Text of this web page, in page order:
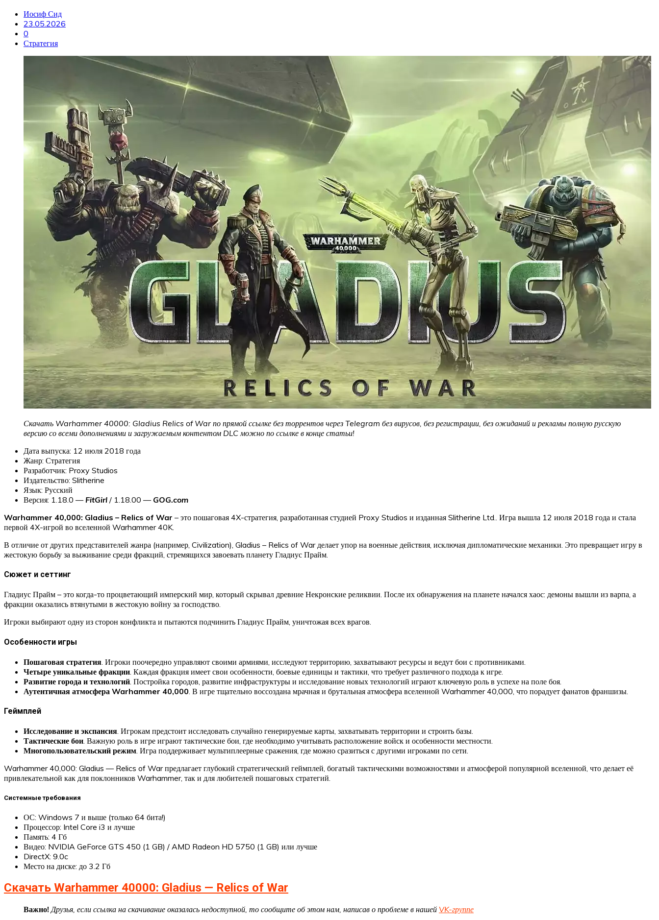
Иосиф Сид
23.05.2026
0
Стратегия
Скачать Warhammer 40000: Gladius Relics of War по прямой ссылке без торрентов через Telegram без вирусов, без регистрации, без ожиданий и рекламы полную русскую
версию со всеми дополнениями и загружаемым контентом DLC можно по ссылке в конце статьи!
Дата выпуска: 12 июля 2018 года
Жанр: Стратегия
Разработчик: Proxy Studios
Издательство: Slitherine
Язык: Русский
Версия: 1.18.0 — FitGirl / 1.18.00 — GOG.com
Warhammer 40,000: Gladius – Relics of War – это пошаговая 4X-стратегия, разработанная студией Proxy Studios и изданная Slitherine Ltd.. Игра вышла 12 июля 2018 года и стала
первой 4X-игрой во вселенной Warhammer 40K.
В отличие от других представителей жанра (например, Civilization), Gladius – Relics of War делает упор на военные действия, исключая дипломатические механики. Это превращает игру в
жестокую борьбу за выживание среди фракций, стремящихся завоевать планету Гладиус Прайм.
Сюжет и сеттинг
Гладиус Прайм – это когда-то процветающий имперский мир, который скрывал древние Некронские реликвии. После их обнаружения на планете начался хаос: демоны вышли из варпа, а
фракции оказались втянутыми в жестокую войну за господство.
Игроки выбирают одну из сторон конфликта и пытаются подчинить Гладиус Прайм, уничтожая всех врагов.
Особенности игры
Пошаговая стратегия . Игроки поочередно управляют своими армиями, исследуют территорию, захватывают ресурсы и ведут бои с противниками.
Четыре уникальные фракции . Каждая фракция имеет свои особенности, боевые единицы и тактики, что требует различного подхода к игре.
Развитие города и технологий . Постройка городов, развитие инфраструктуры и исследование новых технологий играют ключевую роль в успехе на поле боя.
Аутентичная атмосфера Warhammer 40,000 . В игре тщательно воссоздана мрачная и брутальная атмосфера вселенной Warhammer 40,000, что порадует фанатов франшизы.
Геймплей
Исследование и экспансия. Игрокам предстоит исследовать случайно генерируемые карты, захватывать территории и строить базы.
Тактические бои. Важную роль в игре играют тактические бои, где необходимо учитывать расположение войск и особенности местности.
Многопользовательский режим. Игра поддерживает мультиплеерные сражения, где можно сразиться с другими игроками по сети.
Warhammer 40,000: Gladius — Relics of War предлагает глубокий стратегический геймплей, богатый тактическими возможностями и атмосферой популярной вселенной, что делает её
привлекательной как для поклонников Warhammer, так и для любителей пошаговых стратегий.
Системные требования
ОС: Windows 7 и выше (только 64 бита!)
Процессор: Intel Core i3 и лучше
Память: 4 Гб
Видео: NVIDIA GeForce GTS 450 (1 GB) / AMD Radeon HD 5750 (1 GB) или лучше
DirectX: 9.0c
Место на диске: до 3.2 Гб
Скачать Warhammer 40000: Gladius — Relics of War
Важно! Друзья, если ссылка на скачивание оказалась недоступной, то сообщите об этом нам, написав о проблеме в нашей VK-группе